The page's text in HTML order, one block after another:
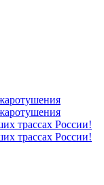
трассах России!
трассах России!